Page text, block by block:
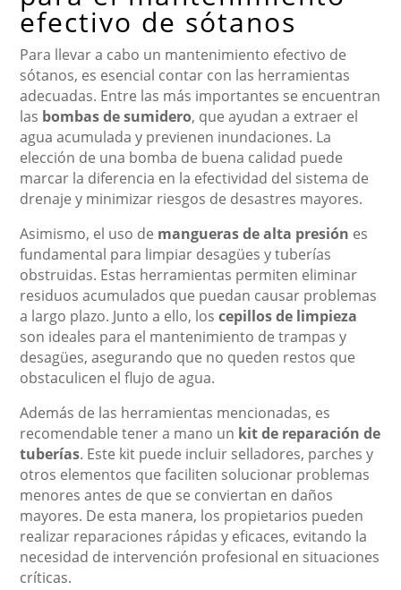
efectivo de sótanos
Para llevar a cabo un mantenimiento efectivo de
sótanos, es esencial contar con las herramientas
adecuadas. Entre las más importantes se encuentran
las bombas de sumidero, que ayudan a extraer el
agua acumulada y previenen inundaciones. La
elección de una bomba de buena calidad puede
marcar la diferencia en la efectividad del sistema de
drenaje y minimizar riesgos de desastres mayores.
Asimismo, el uso de mangueras de alta presión es
fundamental para limpiar desagües y tuberías
obstruidas. Estas herramientas permiten eliminar
residuos acumulados que puedan causar problemas
a largo plazo. Junto a ello, loscepillos de limpieza
son ideales para el mantenimiento de trampas y
desagües, asegurando que no queden restos que
obstaculicen el flujo de agua.
Además de las herramientas mencionadas, es
recomendable tener a mano un kit de reparación de
tuberías. Este kit puede incluir selladores, parches y
otros elementos que faciliten solucionar problemas
menores antes de que se conviertan en daños
mayores. De esta manera, los propietarios pueden
realizar reparaciones rápidas y eficaces, evitando la
necesidad de intervención profesional en situaciones
críticas.